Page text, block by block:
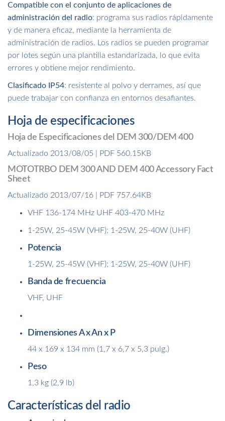
Compatible con el conjunto de aplicaciones de
administración del radio: programa sus radios rápidamente
y de manera eficaz, mediante la herramienta de
administración de radios. Los radios se pueden programar
por lotes según una plantilla estandarizada, lo que evita
errores y obtiene mejor rendimiento.
Clasificado IP54: resistente al polvo y derrames, así que
puede trabajar con confianza en entornos desafiantes.
Hoja de especificaciones
Hoja de Especificaciones del DEM 300/DEM 400
Actualizado 2013/08/05 | PDF 560.15KB
MOTOTRBO DEM 300 AND DEM 400 Accessory Fact
Sheet
Actualizado 2013/07/16 | PDF 757.64KB
VHF 136-174 MHz UHF 403-470 MHz
1-25W, 25-45W (VHF); 1-25W, 25-40W (UHF)
Potencia
1-25W, 25-45W (VHF); 1-25W, 25-40W (UHF)
Banda de frecuencia
VHF, UHF
Dimensiones A x An x P
44 x 169 x 134 mm (1,7 x 6,7 x 5,3 pulg.)
Peso
1,3 kg (2,9 lb)
Características del radio